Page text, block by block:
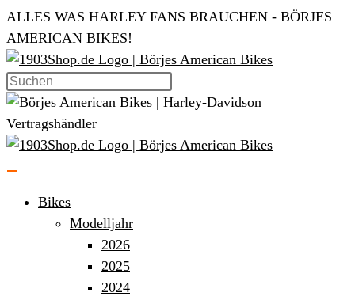
Zum
Inhalt
springen
ALLES WAS HARLEY FANS BRAUCHEN - BÖRJES
AMERICAN BIKES!
Bikes
Modelljahr
2026
2025
2024